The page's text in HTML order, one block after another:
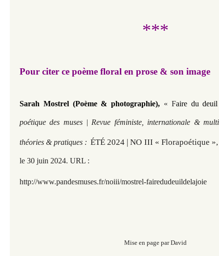
***
Pour citer ce poème floral en prose & son image
Sarah Mostrel (Poème & photographie), « Faire du
poétique des muses | Revue féministe, internationale &
théories & pratiques : ÉTÉ 2024 | NO III « Florapoétique
le 30 juin 2024. URL :
http://www.pandesmuses.fr/noiii/mostrel-fairedudeuildelajoie
Mise en page par David